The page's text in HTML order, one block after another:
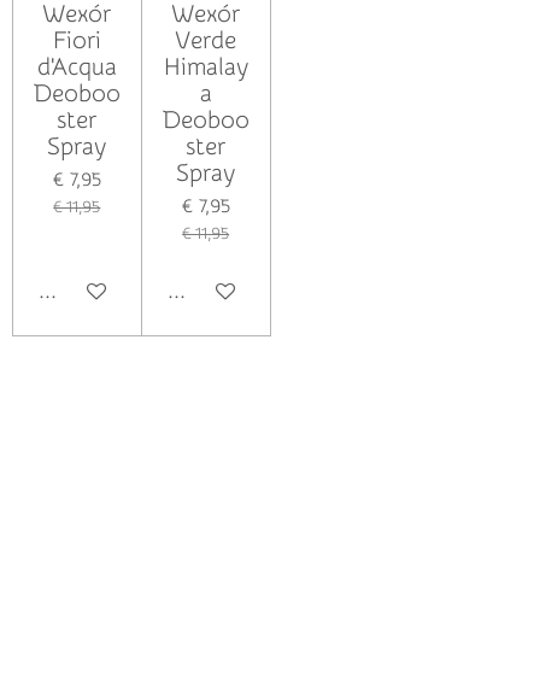
Wexór
Fiori
d'Acqua
Deoboo
ster
Spray
€ 7,95
€ 11,95
Houd mij op de hoogte
Wexór
Verde
Himalay
a
Deoboo
ster
Spray
€ 7,95
€ 11,95
Houd mij op de hoogte